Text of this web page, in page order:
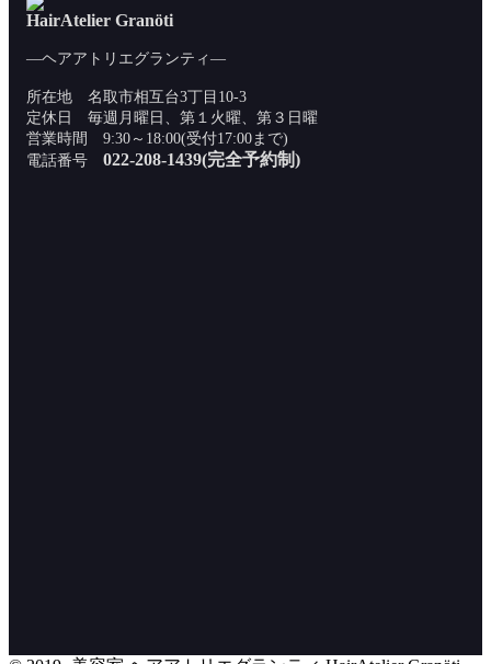
HairAtelier Granöti
―ヘアアトリエグランティ―
所在地 名取市相互台3丁目10-3
定休日 毎週月曜日、第１火曜、第３日曜
営業時間 9:30～18:00(受付17:00まで)
電話番号 022-208-1439(完全予約制)